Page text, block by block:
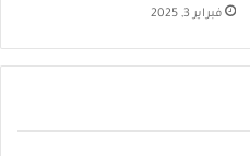
فبراير 3, 2025